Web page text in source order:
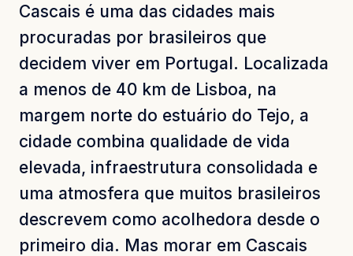
Cascais é uma das cidades mais
procuradas por brasileiros que
decidem viver em Portugal. Localizada
a menos de 40 km de Lisboa, na
margem norte do estuário do Tejo, a
cidade combina qualidade de vida
elevada, infraestrutura consolidada e
uma atmosfera que muitos brasileiros
descrevem como acolhedora desde o
primeiro dia. Mas morar em Cascais